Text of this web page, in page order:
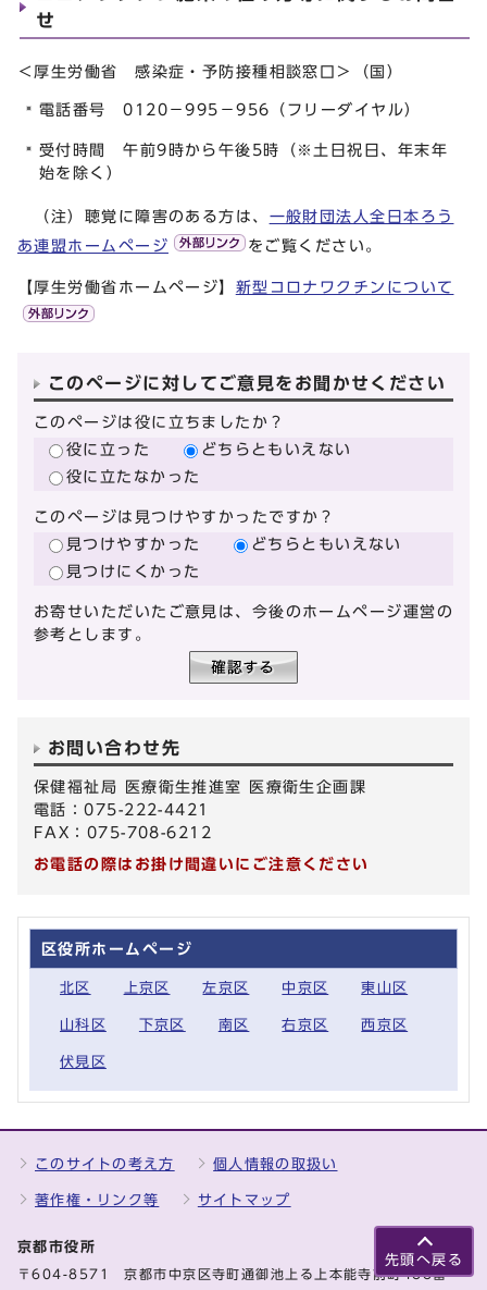
せ
＜厚生労働省 感染症・予防接種相談窓口＞（国）
電話番号 0120－995－956（フリーダイヤル）
受付時間 午前9時から午後5時（※土日祝日、年末年
始を除く）
（注）聴覚に障害のある方は、 一般財団法人全日本ろう
あ連盟ホームページ
をご覧ください。
【厚生労働省ホームページ】 新型コロナワクチンについて
このページに対してご意見をお聞かせください
このページは役に立ちましたか？
役に立った
どちらともいえない
役に立たなかった
このページは見つけやすかったですか？
見つけやすかった
どちらともいえない
見つけにくかった
お寄せいただいたご意見は、今後のホームページ運営の
参考とします。
お問い合わせ先
保健福祉局 医療衛生推進室 医療衛生企画課
電話：075-222-4421
FAX：075-708-6212
お電話の際はお掛け間違いにご注意ください
区役所ホームページ
北区 上京区 左京区 中京区 東山区
山科区 下京区 南区 右京区 西京区
伏見区
先頭へ戻る
このサイトの考え方 個人情報の取扱い
著作権・リンク等 サイトマップ
京都市役所
〒604-8571 京都市中京区寺町通御池上る上本能寺前町488番